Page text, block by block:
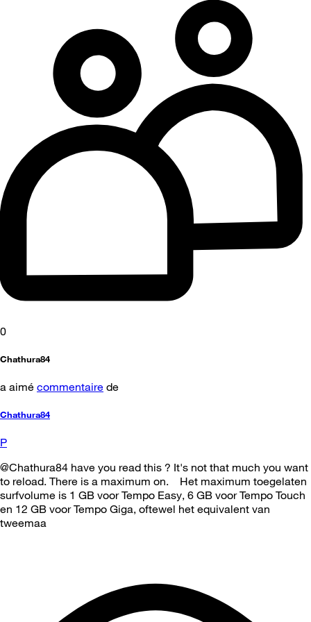
0
Chathura84
a aimé commentaire de
Chathura84
P
@Chathura84 have you read this ? It's not that much you want
to reload. There is a maximum on. Het maximum toegelaten
surfvolume is 1 GB voor Tempo Easy, 6 GB voor Tempo Touch
en 12 GB voor Tempo Giga, oftewel het equivalent van
tweemaa